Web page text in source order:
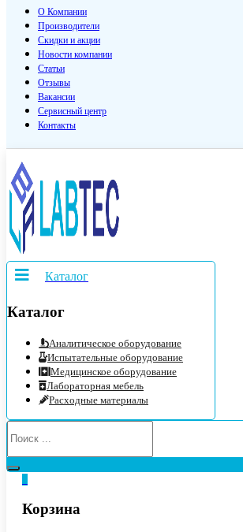
О Компании
Производители
Скидки и акции
Новости компании
Статьи
Отзывы
Вакансии
Сервисный центр
Контакты
Каталог
Каталог
Аналитическое оборудование
Испытательные оборудование
Медицинское оборудование
Лабораторная мебель
Расходные материалы
Корзина